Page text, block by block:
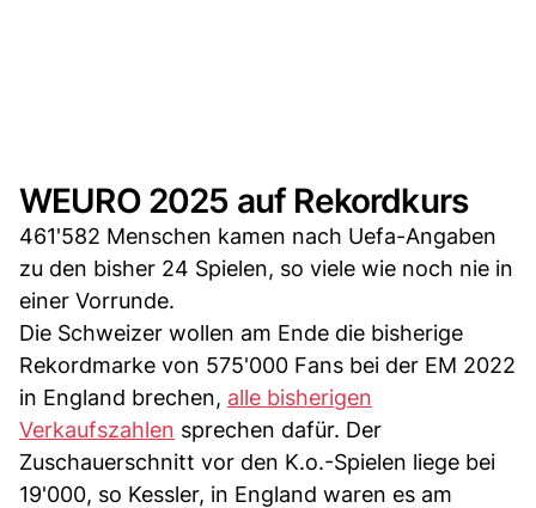
WEURO 2025 auf Rekordkurs
461'582 Menschen kamen nach Uefa-Angaben
zu den bisher 24 Spielen, so viele wie noch nie in
einer Vorrunde.
Die Schweizer wollen am Ende die bisherige
Rekordmarke von 575'000 Fans bei der EM 2022
in England brechen, alle bisherigen
Verkaufszahlen sprechen dafür. Der
Zuschauerschnitt vor den K.o.-Spielen liege bei
19'000, so Kessler, in England waren es am